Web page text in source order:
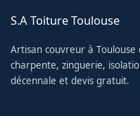
S.A Toiture Toulouse
Artisan couvreur à
charpente, zinguerie,
décennale et devis gratuit.